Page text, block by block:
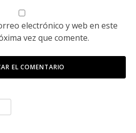
electrónico y web en este
vez que comente.